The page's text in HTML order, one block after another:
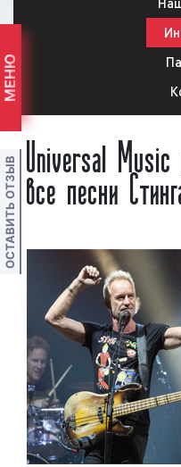
Universal
все песни
МЕНЮ
ОСТАВИТЬ ОТЗЫВ